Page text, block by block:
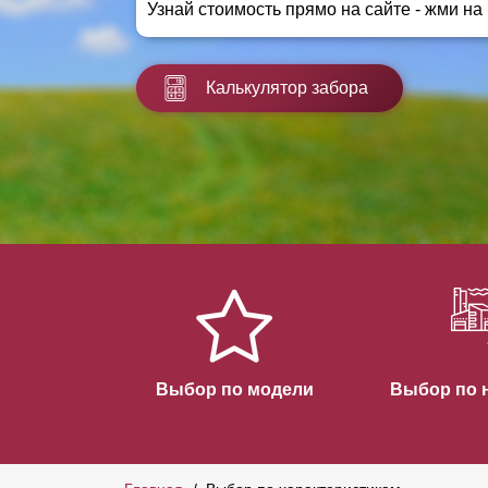
Заборы для дачи
Заборы и ограждения для школ
Забор на участок 10 соток
Узнай стоимость прямо на сайте - жми на
Калькулятор забора
Выбор по модели Выбор по